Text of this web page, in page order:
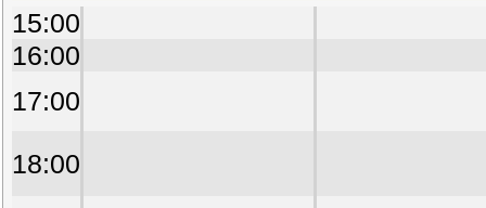
15:00
16:00
17:00
18:00